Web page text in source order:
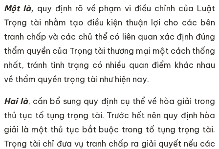
Một là, quy định rõ về phạm vi điều chỉnh của Luật
Trọng tài nhằm tạo điều kiện thuận lợi cho các bên
tranh chấp và các chủ thể có liên quan xác định đúng
thẩm quyền của Trọng tài thương mại một cách thống
nhất, tránh tình trạng có nhiều quan điểm khác nhau
về thẩm quyền trọng tài như hiện nay.
Hai là, cần bổ sung quy định cụ thể về hòa giải trong
thủ tục tố tụng trọng tài. Trước hết nên quy định hòa
giải là một thủ tục bắt buộc trong tố tụng trọng tài.
Trọng tài chỉ đưa vụ tranh chấp ra giải quyết nếu các